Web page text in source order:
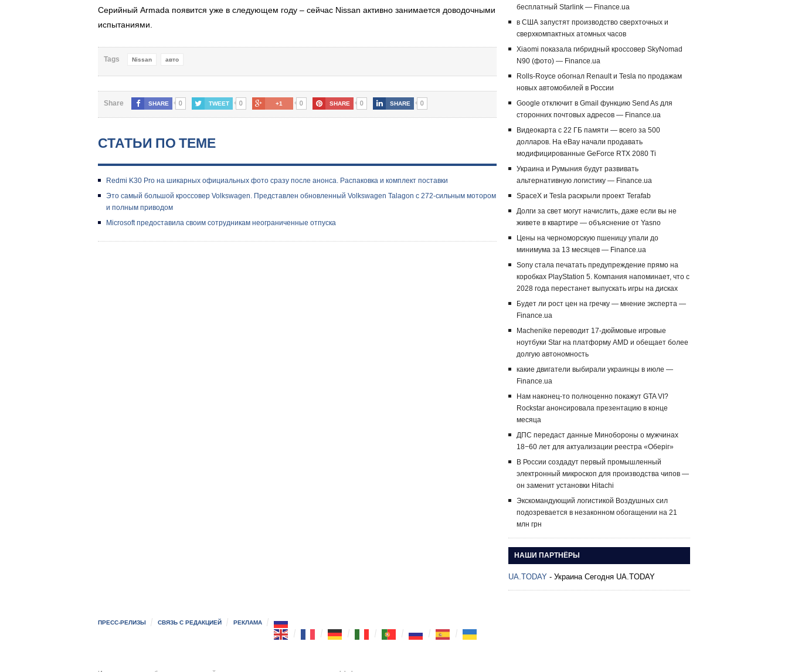
Серийный Armada появится уже в следующем году – сейчас Nissan активно занимается доводочными
испытаниями.
Tags Nissan авто
Share SHARE 0 TWEET 0 +1 0 SHARE 0 SHARE 0
СТАТЬИ ПО ТЕМЕ
Redmi K30 Pro на шикарных официальных фото сразу после анонса. Распаковка и комплект поставки
Это самый большой кроссовер Volkswagen. Представлен обновленный Volkswagen Talagon с 272-сильным мотором
и полным приводом
Microsoft предоставила своим сотрудникам неограниченные отпуска
бесплатный Starlink — Finance.ua
в США запустят производство сверхточных и
сверхкомпактных атомных часов
Xiaomi показала гибридный кроссовер SkyNomad
N90 (фото) — Finance.ua
Rolls-Royce обогнал Renault и Tesla по продажам
новых автомобилей в России
Google отключит в Gmail функцию Send As для
сторонних почтовых адресов — Finance.ua
Видеокарта с 22 ГБ памяти — всего за 500
долларов. На eBay начали продавать
модифицированные GeForce RTX 2080 Ti
Украина и Румыния будут развивать
альтернативную логистику — Finance.ua
SpaceX и Tesla раскрыли проект Terafab
Долги за свет могут начислить, даже если вы не
живете в квартире — объяснение от Yasno
Цены на черноморскую пшеницу упали до
минимума за 13 месяцев — Finance.ua
Sony стала печатать предупреждение прямо на
коробках PlayStation 5. Компания напоминает, что с
2028 года перестанет выпускать игры на дисках
Будет ли рост цен на гречку — мнение эксперта —
Finance.ua
Machenike переводит 17-дюймовые игровые
ноутбуки Star на платформу AMD и обещает более
долгую автономность
какие двигатели выбирали украинцы в июле —
Finance.ua
Нам наконец-то полноценно покажут GTA VI?
Rockstar анонсировала презентацию в конце
месяца
ДПС передаст данные Минобороны о мужчинах
18−60 лет для актуализации реестра «Оберіг»
В России создадут первый промышленный
электронный микроскоп для производства чипов —
он заменит установки Hitachi
Экскомандующий логистикой Воздушных сил
подозревается в незаконном обогащении на 21
млн грн
НАШИ ПАРТНЁРЫ
UA.TODAY - Украина Сегодня UA.TODAY
ПРЕСС-РЕЛИЗЫ СВЯЗЬ С РЕДАКЦИЕЙ РЕКЛАМА